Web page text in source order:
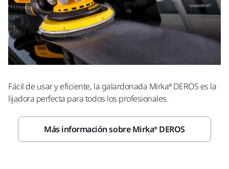
Fácil de usar y eficiente, la galardonada Mirka® DEROS es la
lijadora perfecta para todos los profesionales.
Más información sobre Mirka® DEROS